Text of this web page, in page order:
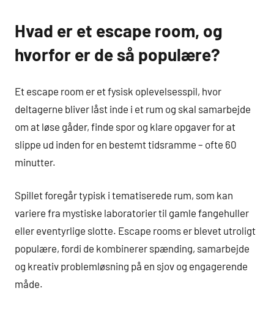
Hvad er et escape room, og
hvorfor er de så populære?
Et escape room er et fysisk oplevelsesspil, hvor
deltagerne bliver låst inde i et rum og skal samarbejde
om at løse gåder, finde spor og klare opgaver for at
slippe ud inden for en bestemt tidsramme – ofte 60
minutter.
Spillet foregår typisk i tematiserede rum, som kan
variere fra mystiske laboratorier til gamle fangehuller
eller eventyrlige slotte. Escape rooms er blevet utroligt
populære, fordi de kombinerer spænding, samarbejde
og kreativ problemløsning på en sjov og engagerende
måde.